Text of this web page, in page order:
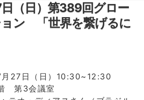
（日）第389回グロー
ン 「世界を繋げるに
27日（日）10:30~12:30
第3会議室